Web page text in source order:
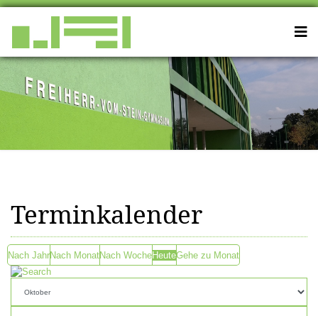
Terminkalender
Nach JahrNach MonatNach WocheHeuteGehe zu Monat